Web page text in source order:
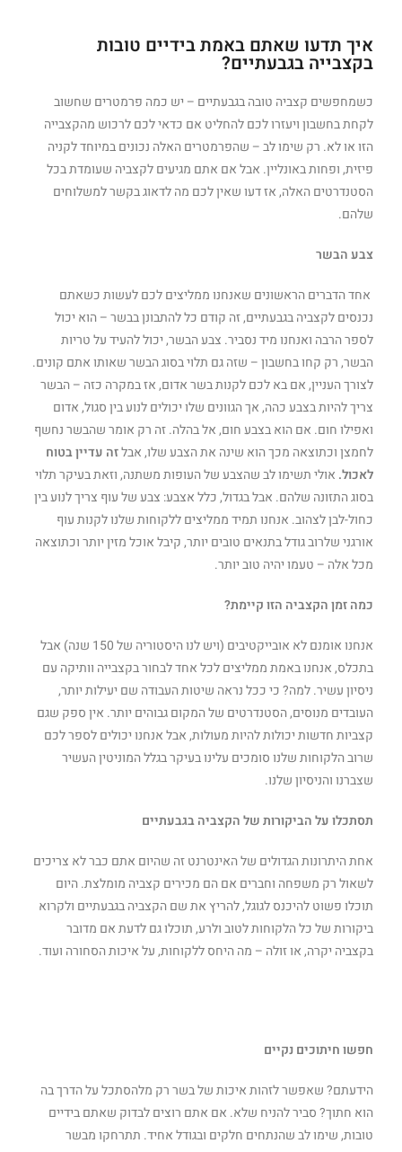
איך תדעו שאתם באמת בידיים טובות
בקצבייה בגבעתיים?
כשמחפשים קצביה טובה בגבעתיים – יש כמה פרמטרים שחשוב
לקחת בחשבון ויעזרו לכם להחליט אם כדאי לכם לרכוש מהקצבייה
הזו או לא. רק שימו לב – שהפרמטרים האלה נכונים במיוחד לקניה
פיזית, ופחות באונליין. אבל אם אתם מגיעים לקצביה שעומדת בכל
הסטנדרטים האלה, אז דעו שאין לכם מה לדאוג בקשר למשלוחים
שלהם.
צבע הבשר
אחד הדברים הראשונים שאנחנו ממליצים לכם לעשות כשאתם
נכנסים לקצביה בגבעתיים, זה קודם כל להתבונן בבשר – הוא יכול
לספר הרבה ואנחנו מיד נסביר. צבע הבשר, יכול להעיד על טריות
הבשר, רק קחו בחשבון – שזה גם תלוי בסוג הבשר שאותו אתם קונים.
לצורך העניין, אם בא לכם לקנות בשר אדום, אז במקרה כזה – הבשר
צריך להיות בצבע כהה, אך הגוונים שלו יכולים לנוע בין סגול, אדום
ואפילו חום. אם הוא בצבע חום, אל בהלה. זה רק אומר שהבשר נחשף
לחמצן וכתוצאה מכך הוא שינה את הצבע שלו, אבלזה עדיין בטוח
לאכול. אולי תשימו לב שהצבע של העופות משתנה, וזאת בעיקר תלוי
בסוג התזונה שלהם. אבל בגדול, כלל אצבע: צבע של עוף צריך לנוע בין
כחול-לבן לצהוב. אנחנו תמיד ממליצים ללקוחות שלנו לקנות עוף
אורגני שלרוב גודל בתנאים טובים יותר, קיבל אוכל מזין יותר וכתוצאה
מכל אלה – טעמו יהיה טוב יותר.
כמה זמן הקצביה הזו קיימת?
אנחנו אומנם לא אובייקטיבים (ויש לנו היסטוריה של 150 שנה) אבל
בתכלס, אנחנו באמת ממליצים לכל אחד לבחור בקצבייה וותיקה עם
ניסיון עשיר. למה? כי ככל נראה שיטות העבודה שם יעילות יותר,
העובדים מנוסים, הסטנדרטים של המקום גבוהים יותר. אין ספק שגם
קצביות חדשות יכולות להיות מעולות, אבל אנחנו יכולים לספר לכם
שרוב הלקוחות שלנו סומכים עלינו בעיקר בגלל המוניטין העשיר
שצברנו והניסיון שלנו.
תסתכלו על הביקורות של הקצביה בגבעתיים
אחת היתרונות הגדולים של האינטרנט זה שהיום אתם כבר לא צריכים
לשאול רק משפחה וחברים אם הם מכירים קצביה מומלצת. היום
תוכלו פשוט להיכנס לגוגל, להריץ את שם הקצביה בגבעתיים ולקרוא
ביקורות של כל הלקוחות לטוב ולרע, תוכלו גם לדעת אם מדובר
בקצביה יקרה, או זולה – מה היחס ללקוחות, על איכות הסחורה ועוד.
חפשו חיתוכים נקיים
הידעתם? שאפשר לזהות איכות של בשר רק מלהסתכל על הדרך בה
הוא חתוך? סביר להניח שלא. אם אתם רוצים לבדוק שאתם בידיים
טובות, שימו לב שהנתחים חלקים ובגודל אחיד. תתרחקו מבשר